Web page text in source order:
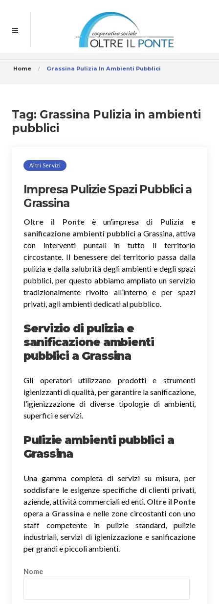
Home Grassina Pulizia In Ambienti Pubblici
Tag: Grassina Pulizia in ambienti
pubblici
Altri Servizi
Impresa Pulizie Spazi Pubblici a
Grassina
Oltre il Ponteè un’impresa di Pulizia e
sanificazione ambienti pubblici a Grassina, attiva
con interventi puntali in tutto il territorio
circostante. Il benessere del territorio passa dalla
pulizia e dalla salubrità degli ambienti e degli spazi
pubblici, per questo abbiamo ampliato un servizio
tradizionalmente rivolto all’interno e per spazi
privati, agli ambienti dedicati al pubblico.
Servizio di pulizia e
sanificazione ambienti
pubblici a Grassina
Gli operatori utilizzano prodotti e strumenti
igienizzanti di qualità, per garantire la sanificazione,
l’igienizzazione di diverse tipologie di ambienti,
superfici e servizi.
Pulizie ambienti pubblici a
Grassina
Una gamma completa di servizi su misura, per
soddisfare le esigenze specifiche di clienti privati,
aziende, attività commerciali ed enti. Oltre il Ponte
opera a Grassina e nelle zone circostanti con uno
staff competente in pulizie standard, pulizie
industriali, servizi di igienizzazione e sanificazione
per grandi e piccoli ambienti.
Nome